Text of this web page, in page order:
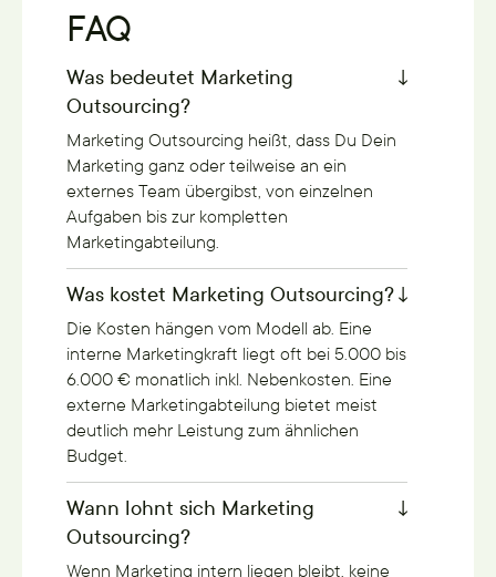
FAQ
Was bedeutet Marketing
Outsourcing?
Marketing Outsourcing heißt, dass Du Dein
Marketing ganz oder teilweise an ein
externes Team übergibst, von einzelnen
Aufgaben bis zur kompletten
Marketingabteilung.
Was kostet Marketing Outsourcing?
Die Kosten hängen vom Modell ab. Eine
interne Marketingkraft liegt oft bei 5.000 bis
6.000 € monatlich inkl. Nebenkosten. Eine
externe Marketingabteilung bietet meist
deutlich mehr Leistung zum ähnlichen
Budget.
Wann lohnt sich Marketing
Outsourcing?
Wenn Marketing intern liegen bleibt, keine